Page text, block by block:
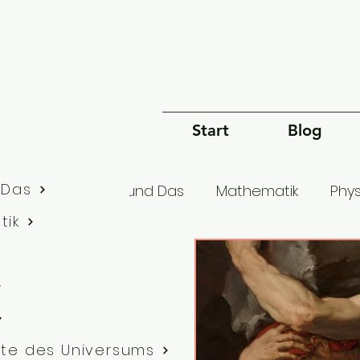
Start Blog
Artikel Dies und Das Mathematik
Philosophie
des Universums